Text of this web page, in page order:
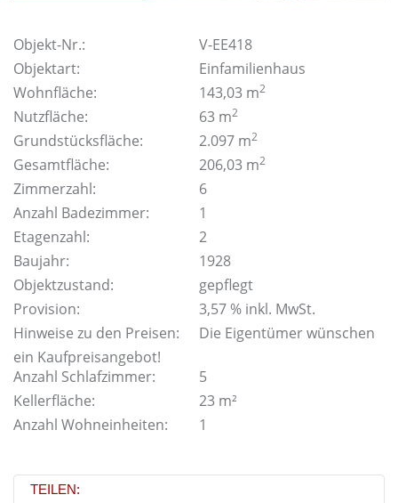
Objekt-Nr.:
V-EE418
Objektart:
Einfamilienhaus
Wohnfläche:
143,03 m2
Nutzfläche: 63 m2
Grundstücksfläche: 2.097 m2
Gesamtfläche: 206,03 m2
Zimmerzahl:
6
Anzahl Badezimmer:
1
Etagenzahl:
2
Baujahr:
1928
Objektzustand:
gepflegt
Provision:
3,57 % inkl. MwSt.
Hinweise zu den Preisen:
Die Eigentümer wünschen
ein Kaufpreisangebot!
Anzahl Schlafzimmer:
5
Kellerfläche:
23 m²
Anzahl Wohneinheiten:
1
TEILEN: